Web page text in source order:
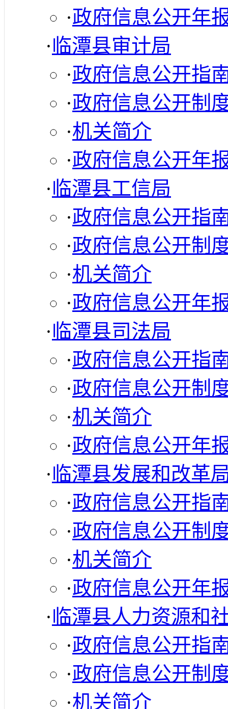
·政府信息公开年
·临潭县审计局
·政府信息公开指
·政府信息公开制
·机关简介
·政府信息公开年
·临潭县工信局
·政府信息公开指
·政府信息公开制
·机关简介
·政府信息公开年
·临潭县司法局
·政府信息公开指
·政府信息公开制
·机关简介
·政府信息公开年
·临潭县发展和改革
·政府信息公开指
·政府信息公开制
·机关简介
·政府信息公开年
·临潭县人力资源和
·政府信息公开指
·政府信息公开制
·机关简介